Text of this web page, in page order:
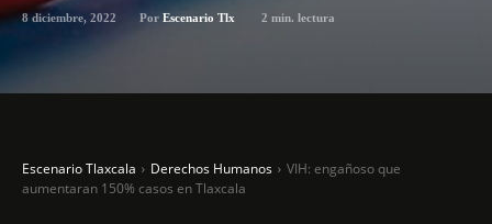
8 diciembre, 2022 Por Escenario Tlx 2 min. lectura
Escenario Tlaxcala Derechos Humanos
VIH: engañoso que
aumentaran 150% casos en Tlaxcala